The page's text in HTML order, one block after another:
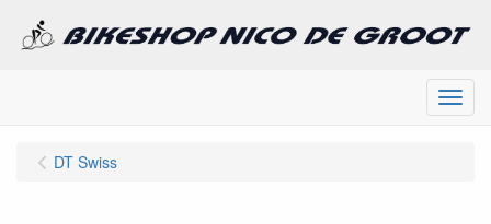
Menu
DT Swiss